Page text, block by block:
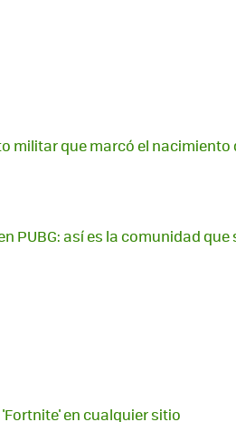
militar que marcó el
PUBG: así es la comunidad que
en cualquier sitio